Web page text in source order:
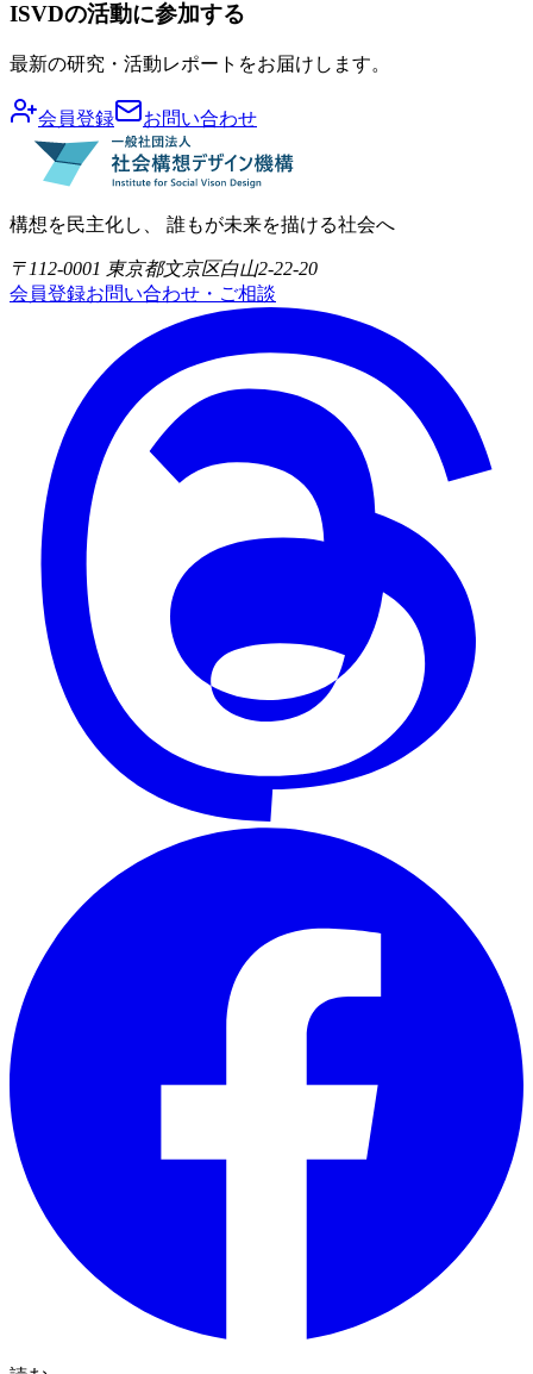
ISVDの活動に参加する
最新の研究・活動レポートをお届けします。
会員登録 お問い合わせ
構想を民主化し、 誰もが未来を描ける社会へ
〒112-0001 東京都文京区白山2-22-20
会員登録お問い合わせ・ご相談